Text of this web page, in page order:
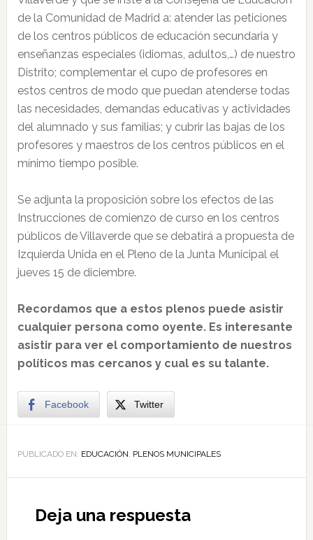
de la Comunidad de Madrid a: atender las peticiones
de los centros públicos de educación secundaria y
enseñanzas especiales (idiomas, adultos,…) de nuestro
Distrito; complementar el cupo de profesores en
estos centros de modo que puedan atenderse todas
las necesidades, demandas educativas y actividades
del alumnado y sus familias; y cubrir las bajas de los
profesores y maestros de los centros públicos en el
mínimo tiempo posible.
Se adjunta la proposición sobre los efectos de las
Instrucciones de comienzo de curso en los centros
públicos de Villaverde que se debatirá a propuesta de
Izquierda Unida en el Pleno de la Junta Municipal el
jueves 15 de diciembre.
Recordamos que a estos plenos puede asistir
cualquier persona como oyente. Es interesante
asistir para ver el comportamiento de nuestros
políticos mas cercanos y cual es su talante.
Facebook Twitter
PUBLICADO EN: EDUCACIÓN, PLENOS MUNICIPALES
Deja una respuesta